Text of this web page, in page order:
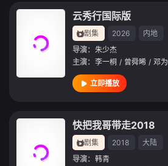
云秀行国际版
剧集 2026
内地
导演： 朱少杰
主演： 李一桐 / 曾舜晞 / 邓为
立即播放
快把我哥带走2018
剧集 2018
大陆
导演： 韩青